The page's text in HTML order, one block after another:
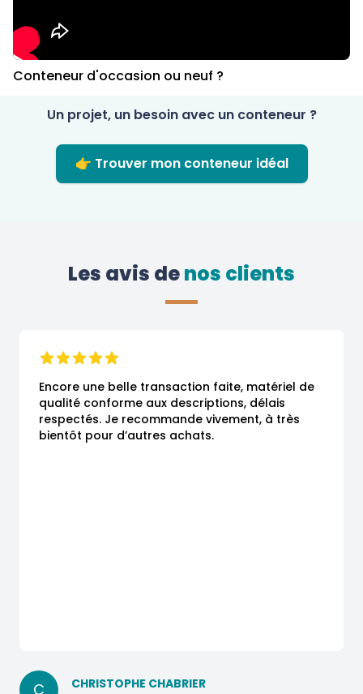
Conteneur d'occasion ou neuf ?
Un projet, un besoin avec un conteneur ?
👉 Trouver mon conteneur idéal
Les avis de nos clients
Encore une belle transaction faite, matériel de
qualité conforme aux descriptions, délais
respectés. Je recommande vivement, à très
bientôt pour d’autres achats.
C CHRISTOPHE CHABRIER